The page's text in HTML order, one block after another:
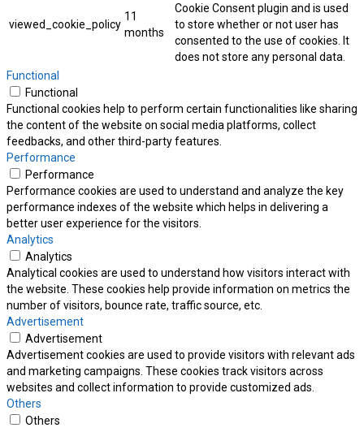
viewed_cookie_policy
11
months
Cookie Consent plugin and is used
to store whether or not user has
consented to the use of cookies. It
does not store any personal data.
Functional
Functional
Functional cookies help to perform certain functionalities like sharing
the content of the website on social media platforms, collect
feedbacks, and other third-party features.
Performance
Performance
Performance cookies are used to understand and analyze the key
performance indexes of the website which helps in delivering a
better user experience for the visitors.
Analytics
Analytics
Analytical cookies are used to understand how visitors interact with
the website. These cookies help provide information on metrics the
number of visitors, bounce rate, traffic source, etc.
Advertisement
Advertisement
Advertisement cookies are used to provide visitors with relevant ads
and marketing campaigns. These cookies track visitors across
websites and collect information to provide customized ads.
Others
Others